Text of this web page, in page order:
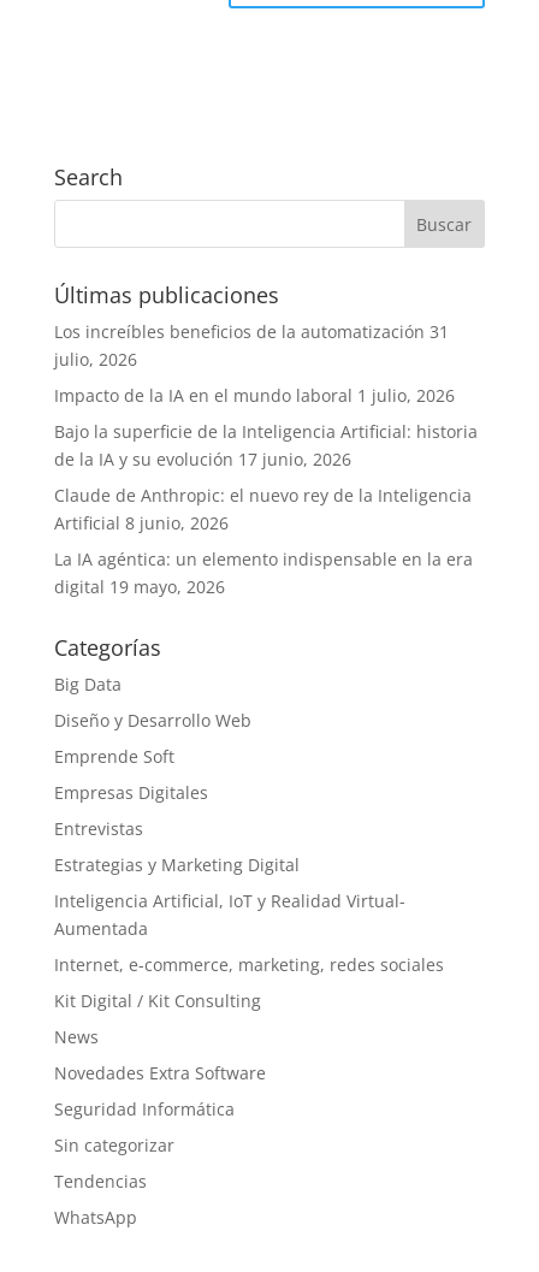
Search
Últimas publicaciones
Los increíbles beneficios de la automatización 31
julio, 2026
Impacto de la IA en el mundo laboral 1 julio, 2026
Bajo la superficie de la Inteligencia Artificial: historia
de la IA y su evolución 17 junio, 2026
Claude de Anthropic: el nuevo rey de la Inteligencia
Artificial 8 junio, 2026
La IA agéntica: un elemento indispensable en la era
digital 19 mayo, 2026
Categorías
Big Data
Diseño y Desarrollo Web
Emprende Soft
Empresas Digitales
Entrevistas
Estrategias y Marketing Digital
Inteligencia Artificial, IoT y Realidad Virtual-
Aumentada
Internet, e-commerce, marketing, redes sociales
Kit Digital / Kit Consulting
News
Novedades Extra Software
Seguridad Informática
Sin categorizar
Tendencias
WhatsApp